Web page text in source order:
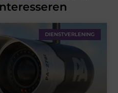
DIENSTVERLENING